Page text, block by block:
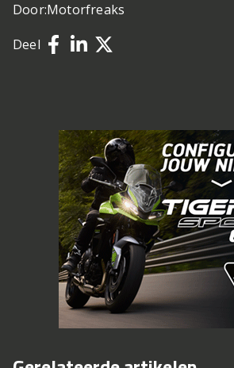
Door:Motorfreaks
Deel